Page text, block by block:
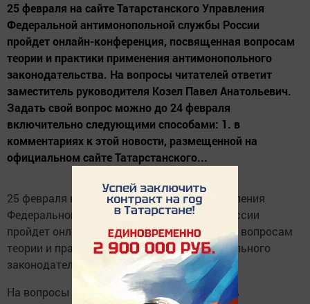
25 февраля на сайте Татарстанского Управления
Федеральной антимонопольной службы России
пройдет онлайн-конференция, посвященная вопросам
теории и практики применения антимонопольного
законодательства. На вопросы читателей ответит
заместитель руководителя Козел Павел Анатольевич.
Задать свой вопрос можно до 24 февраля
включительно следующими способами: 1. в
комментариях к этой новости, размещенной на
официальном сайте Татарстанского...
25 февраля на сайте Татарстанского Управления
Федеральной антимонопольной службы России
пройдет онлайн-конференция, посвященная вопросам
теории и практики применения антимонопольного
законодательства.
На вопросы читателей ответит заместитель